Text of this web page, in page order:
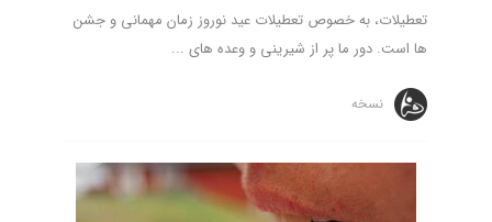
تعطیلات، به خصوص تعطیلات عید نوروز زمان مهمانی و جشن
ها است. دور ما پر از شیرینی و وعده های ...
نسخه